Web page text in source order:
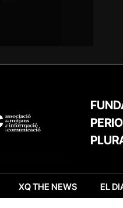
XQ THE NEWS EL